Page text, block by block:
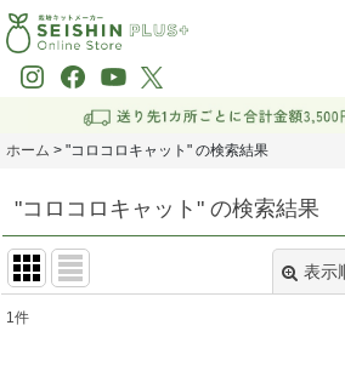
ホーム > "コロコロキャット" の検索結果
"コロコロキャット" の検索結果
表示
1件